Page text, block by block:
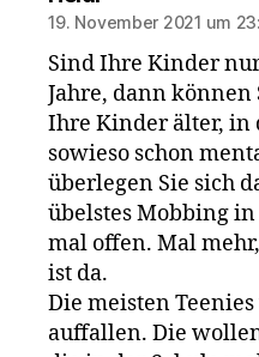
19. November 2021 um
Sind Ihre Kinder
Jahre, dann können
Ihre Kinder älter, in
sowieso schon
überlegen Sie sich
übelstes Mobbing
mal offen. Mal
ist da.
Die meisten
auffallen. Die